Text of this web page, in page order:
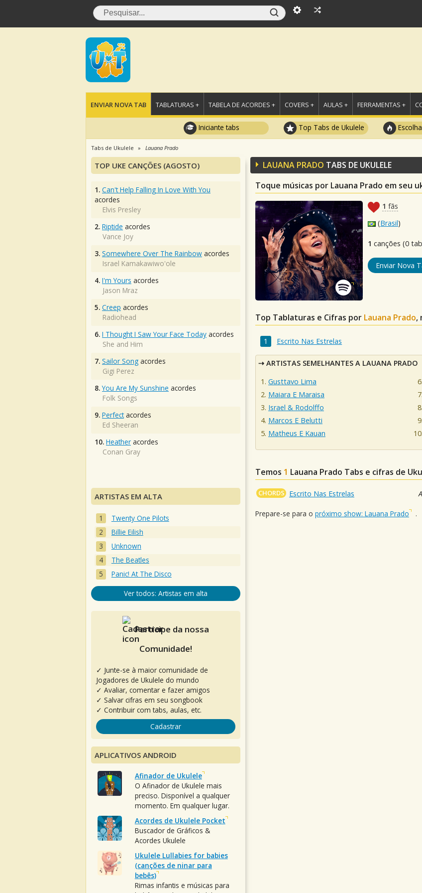
ENVIAR NOVA TAB TABLATURAS + TABELA DE ACORDES + COVERS + AULAS + FERRAMENTAS +
Iniciante tabs Top Tabs de Ukulele
Tabs de Ukulele Lauana Prado
LAUANA PRADO TABS DE UKULELE
Toque músicas por Lauana Prado em seu
1 fãs
(Brasil)
1 canções (0
Enviar Nova
Top Tablaturas e Cifras por Lauana Prado,
Escrito Nas Estrelas
ARTISTAS SEMELHANTES A LAUANA PRADO
Gusttavo Lima
Maiara E Maraisa
Israel & Rodolffo
Marcos E Belutti
Matheus E Kauan
Temos 1 Lauana Prado Tabs e cifras de
CHORDS Escrito Nas Estrelas
Prepare-se para o próximo show: Lauana Prado .
TOP UKE CANÇÕES (AGOSTO)
1. Can't Help Falling In Love With You
acordes
Elvis Presley
2. Riptide acordes
Vance Joy
3. Somewhere Over The Rainbow acordes
Israel Kamakawiwo'ole
4. I'm Yours acordes
Jason Mraz
5. Creep acordes
Radiohead
6. I Thought I Saw Your Face Today acordes
She and Him
7. Sailor Song acordes
Gigi Perez
8. You Are My Sunshine acordes
Folk Songs
9. Perfectacordes
Ed Sheeran
10. Heather acordes
Conan Gray
ARTISTAS EM ALTA
Twenty One Pilots
Billie Eilish
Unknown
The Beatles
Panic! At The Disco
Ver todos: Artistas em alta
Participe da nossa
Comunidade!
✓ Junte-se à maior comunidade de
Jogadores de Ukulele do mundo
✓ Avaliar, comentar e fazer amigos
✓ Salvar cifras em seu songbook
✓ Contribuir com tabs, aulas, etc.
Cadastrar
APLICATIVOS ANDROID
Afinador de Ukulele
O Afinador de Ukulele mais
preciso. Disponível a qualquer
momento. Em qualquer lugar.
Acordes de Ukulele Pocket
Buscador de Gráficos &
Acordes Ukulele
Ukulele Lullabies for babies
(canções de ninar para
bebês)
Rimas infantis e músicas para